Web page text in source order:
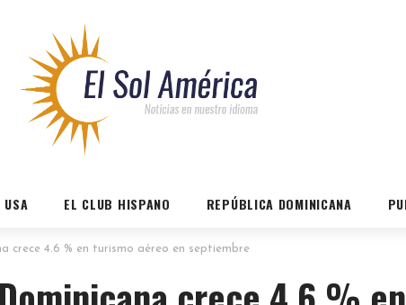
USA EL CLUB HISPANO REPÚBLICA DOMINICANA
crece 4.6 % en turismo aéreo en septiembre